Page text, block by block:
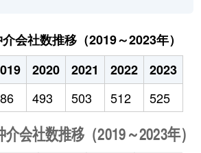
会社数推移（2019～2023年）
2020 2021 2022
2023
493 503 512 525